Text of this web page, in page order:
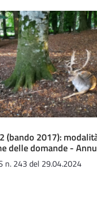
(bando 2017):
delle domande -
n. 243 del 29.04.2024